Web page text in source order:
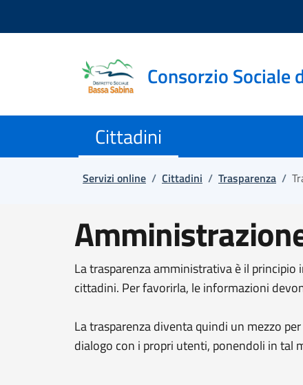
Consorzio Sociale
Cittadini
Servizi online / Cittadini / Trasparenza /
La trasparenza amministrativa è il principio
cittadini. Per favorirla, le informazioni
La trasparenza diventa quindi un mezzo
dialogo con i propri utenti, ponendoli in tal